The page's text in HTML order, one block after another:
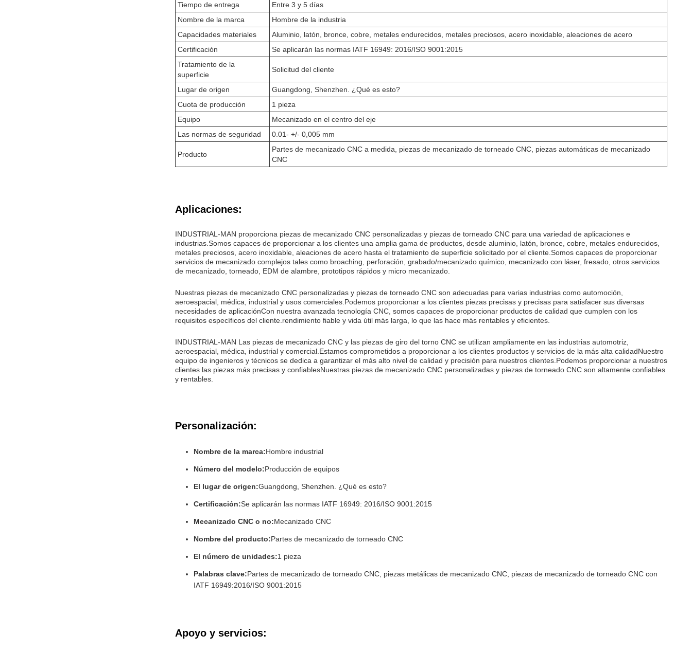
Tiempo de entrega
Entre 3 y 5 días
Nombre de la marca
Hombre de la industria
Capacidades materiales
Aluminio, latón, bronce, cobre, metales endurecidos, metales preciosos, acero inoxidable, aleaciones de acero
Certificación
Se aplicarán las normas IATF 16949: 2016/ISO 9001:2015
Tratamiento de la
superficie
Solicitud del cliente
Lugar de origen
Guangdong, Shenzhen. ¿Qué es esto?
Cuota de producción
1 pieza
Equipo
Mecanizado en el centro del eje
Las normas de seguridad
0.01- +/- 0,005 mm
Producto
Partes de mecanizado CNC a medida, piezas de mecanizado de torneado CNC, piezas automáticas de mecanizado
CNC
Aplicaciones:
INDUSTRIAL-MAN proporciona piezas de mecanizado CNC personalizadas y piezas de torneado CNC para una variedad de aplicaciones e
industrias.Somos capaces de proporcionar a los clientes una amplia gama de productos, desde aluminio, latón, bronce, cobre, metales endurecidos,
metales preciosos, acero inoxidable, aleaciones de acero hasta el tratamiento de superficie solicitado por el cliente.Somos capaces de proporcionar
servicios de mecanizado complejos tales como broaching, perforación, grabado/mecanizado químico, mecanizado con láser, fresado, otros servicios
de mecanizado, torneado, EDM de alambre, prototipos rápidos y micro mecanizado.
Nuestras piezas de mecanizado CNC personalizadas y piezas de torneado CNC son adecuadas para varias industrias como automoción,
aeroespacial, médica, industrial y usos comerciales.Podemos proporcionar a los clientes piezas precisas y precisas para satisfacer sus diversas
necesidades de aplicaciónCon nuestra avanzada tecnología CNC, somos capaces de proporcionar productos de calidad que cumplen con los
requisitos específicos del cliente.rendimiento fiable y vida útil más larga, lo que las hace más rentables y eficientes.
INDUSTRIAL-MAN Las piezas de mecanizado CNC y las piezas de giro del torno CNC se utilizan ampliamente en las industrias automotriz,
aeroespacial, médica, industrial y comercial.Estamos comprometidos a proporcionar a los clientes productos y servicios de la más alta calidadNuestro
equipo de ingenieros y técnicos se dedica a garantizar el más alto nivel de calidad y precisión para nuestros clientes.Podemos proporcionar a nuestros
clientes las piezas más precisas y confiablesNuestras piezas de mecanizado CNC personalizadas y piezas de torneado CNC son altamente confiables
y rentables.
Personalización:
Nombre de la marca:Hombre industrial
Número del modelo:Producción de equipos
El lugar de origen:Guangdong, Shenzhen. ¿Qué es esto?
Certificación:Se aplicarán las normas IATF 16949: 2016/ISO 9001:2015
Mecanizado CNC o no:Mecanizado CNC
Nombre del producto:Partes de mecanizado de torneado CNC
El número de unidades:1 pieza
Palabras clave:Partes de mecanizado de torneado CNC, piezas metálicas de mecanizado CNC, piezas de mecanizado de torneado CNC con
IATF 16949:2016/ISO 9001:2015
Apoyo y servicios: